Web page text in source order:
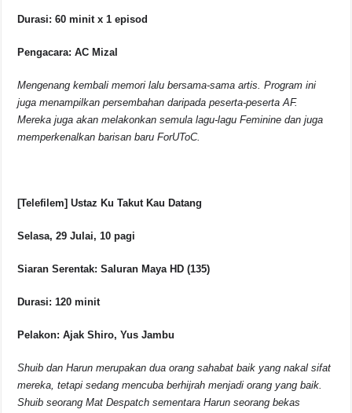
Durasi: 60 minit x 1 episod
Pengacara: AC Mizal
Mengenang kembali memori lalu bersama-sama artis. Program ini
juga menampilkan persembahan daripada peserta-peserta AF.
Mereka juga akan melakonkan semula lagu-lagu Feminine dan juga
memperkenalkan barisan baru ForUToC.
[Telefilem] Ustaz Ku Takut Kau Datang
Selasa, 29 Julai, 10 pagi
Siaran Serentak: Saluran Maya HD (135)
Durasi: 120 minit
Pelakon: Ajak Shiro, Yus Jambu
Shuib dan Harun merupakan dua orang sahabat baik yang nakal sifat
mereka, tetapi sedang mencuba berhijrah menjadi orang yang baik.
Shuib seorang Mat Despatch sementara Harun seorang bekas